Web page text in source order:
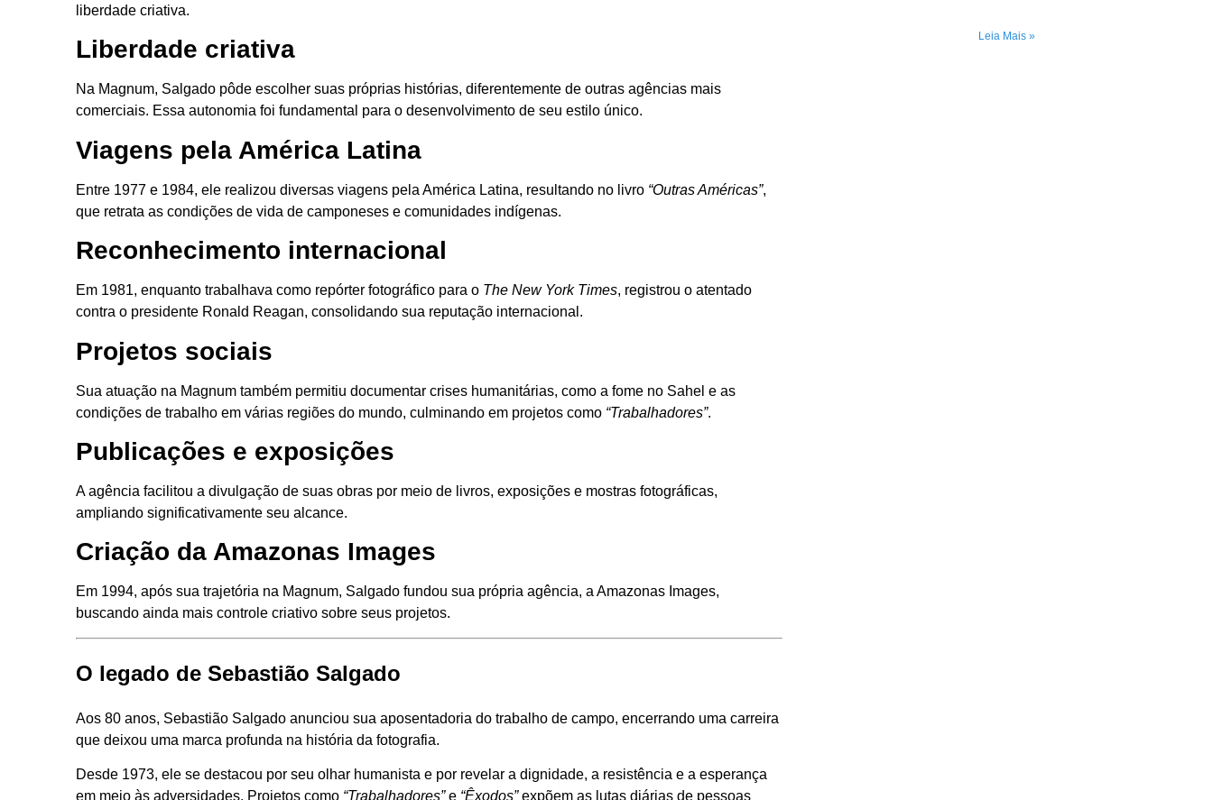
liberdade criativa.
Liberdade criativa
Na Magnum, Salgado pôde escolher suas próprias histórias, diferentemente de outras agências mais
comerciais. Essa autonomia foi fundamental para o desenvolvimento de seu estilo único.
Viagens pela América Latina
Entre 1977 e 1984, ele realizou diversas viagens pela América Latina, resultando no livro “Outras Américas”,
que retrata as condições de vida de camponeses e comunidades indígenas.
Reconhecimento internacional
Em 1981, enquanto trabalhava como repórter fotográfico para o The New York Times, registrou o atentado
contra o presidente Ronald Reagan, consolidando sua reputação internacional.
Projetos sociais
Sua atuação na Magnum também permitiu documentar crises humanitárias, como a fome no Sahel e as
condições de trabalho em várias regiões do mundo, culminando em projetos como “Trabalhadores”.
Publicações e exposições
A agência facilitou a divulgação de suas obras por meio de livros, exposições e mostras fotográficas,
ampliando significativamente seu alcance.
Criação da Amazonas Images
Em 1994, após sua trajetória na Magnum, Salgado fundou sua própria agência, a Amazonas Images,
buscando ainda mais controle criativo sobre seus projetos.
O legado de Sebastião Salgado
Aos 80 anos, Sebastião Salgado anunciou sua aposentadoria do trabalho de campo, encerrando uma carreira
que deixou uma marca profunda na história da fotografia.
Desde 1973, ele se destacou por seu olhar humanista e por revelar a dignidade, a resistência e a esperança
em meio às adversidades. Projetos como “Trabalhadores”e “Êxodos”expõem as lutas diárias de pessoas
Leia Mais »